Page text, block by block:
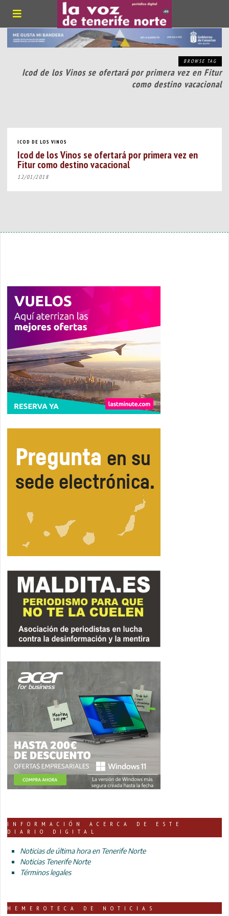
BROWSE TAG
Icod de los Vinos se ofertará por primera vez en Fitur
como destino vacacional
ICOD DE LOS VINOS
Icod de los Vinos se ofertará por primera vez en
Fitur como destino vacacional
12/01/2018
INFORMACIÓN ACERCA DE ESTE
DIARIO DIGITAL
Noticias de última hora en Tenerife Norte
Noticias Tenerife Norte
Términos legales
HEMEROTECA DE NOTICIAS